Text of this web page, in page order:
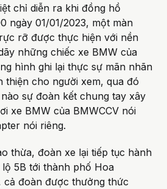
chỉ diễn ra khi đồng hồ
ngày 01/01/2023, một màn
rỡ được thực hiện với nền
những chiếc xe BMW của
hình ghi lại thực sự mãn nhãn
thiện cho người xem, qua đó
sự đoàn kết chung tay xây
xe BMW của BMWCCV nói
nói riêng.
thừa, đoàn xe lại tiếp tục hành
5B tới thành phố Hoa
cả đoàn được thưởng thức